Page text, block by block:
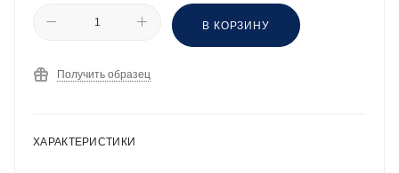
В КОРЗИНУ
Получить образец
ХАРАКТЕРИСТИКИ